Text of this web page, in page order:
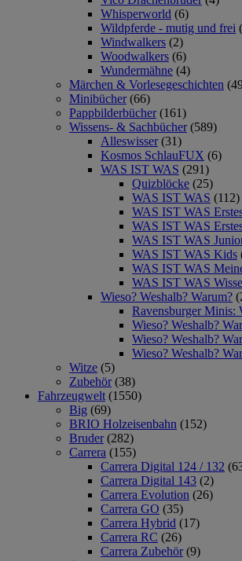
Whisperworld (6)
Wildpferde - mutig und frei
Windwalkers (2)
Woodwalkers (6)
Wundermähne (4)
Märchen & Vorlesegeschichten
Minibücher (66)
Pappbilderbücher (161)
Wissens- & Sachbücher (589)
Alleswisser (31)
Kosmos SchlauFUX (6)
WAS IST WAS (291)
Quizblöcke (25)
WAS IST WAS (112)
WAS IST WAS
WAS IST WAS
WAS IST WAS
WAS IST WAS Kids
WAS IST WAS
WAS IST WAS
Wieso? Weshalb? Warum?
Ravensburger Minis:
Wieso? Weshalb?
Wieso? Weshalb?
Wieso? Weshalb?
Witze (5)
Zubehör (38)
Fahrzeugwelt (1550)
Big (69)
BRIO Holzeisenbahn (152)
Bruder (282)
Carrera (155)
Carrera Digital 124 / 132
Carrera Digital 143 (2)
Carrera Evolution (26)
Carrera GO (35)
Carrera Hybrid (17)
Carrera RC (26)
Carrera Zubehör (9)